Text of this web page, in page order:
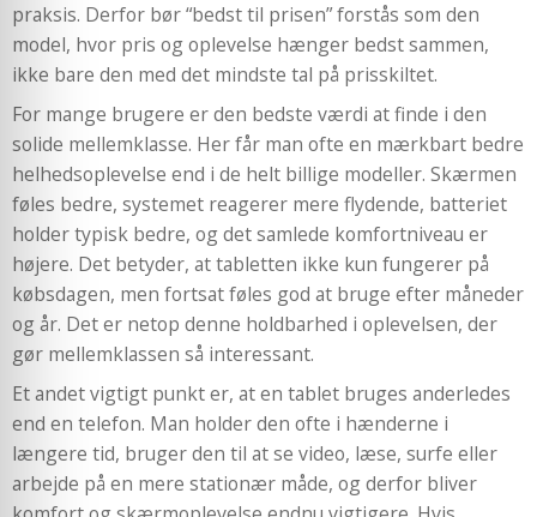
praksis. Derfor bør “bedst til prisen” forstås som den
model, hvor pris og oplevelse hænger bedst sammen,
ikke bare den med det mindste tal på prisskiltet.
For mange brugere er den bedste værdi at finde i den
solide mellemklasse. Her får man ofte en mærkbart bedre
helhedsoplevelse end i de helt billige modeller. Skærmen
føles bedre, systemet reagerer mere flydende, batteriet
holder typisk bedre, og det samlede komfortniveau er
højere. Det betyder, at tabletten ikke kun fungerer på
købsdagen, men fortsat føles god at bruge efter måneder
og år. Det er netop denne holdbarhed i oplevelsen, der
gør mellemklassen så interessant.
Et andet vigtigt punkt er, at en tablet bruges anderledes
end en telefon. Man holder den ofte i hænderne i
længere tid, bruger den til at se video, læse, surfe eller
arbejde på en mere stationær måde, og derfor bliver